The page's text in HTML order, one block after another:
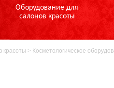
Оборудование для
салонов красоты
красоты > Косметологическое